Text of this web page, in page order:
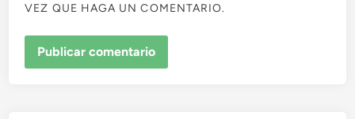
VEZ QUE HAGA UN COMENTARIO.